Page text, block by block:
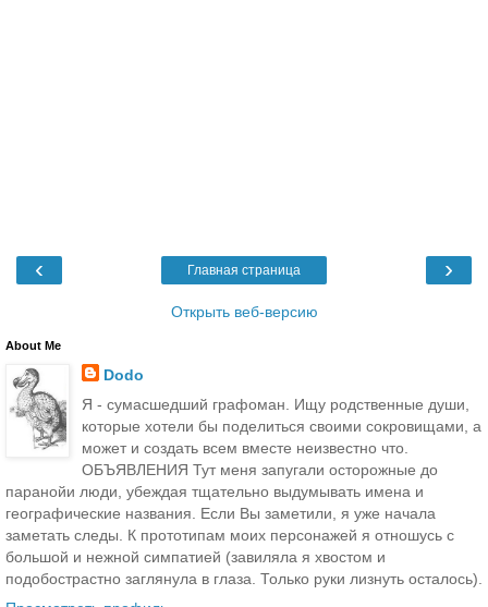
‹ ›
Главная страница
Открыть веб-версию
About Me
Dodo
Я - сумасшедший графоман. Ищу родственные души,
которые хотели бы поделиться своими сокровищами, а
может и создать всем вместе неизвестно что.
ОБЪЯВЛЕНИЯ Тут меня запугали осторожные до
паранойи люди, убеждая тщательно выдумывать имена и
географические названия. Если Вы заметили, я уже начала
заметать следы. К прототипам моих персонажей я отношусь с
большой и нежной симпатией (завиляла я хвостом и
подобострастно заглянула в глаза. Только руки лизнуть осталось).